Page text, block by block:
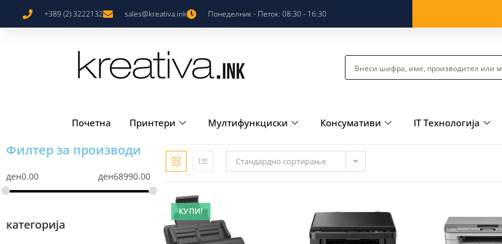
+389 (2) 3222132 sales@kreativa.ink Понеделник - Петок: 08:30 - 16:30
Почетна Принтери Мултифункциски Консумативи IT Технологија
Филтер за производи
ден0.00 ден68990.00
категорија
Стандардно сортирање
КУПИ!